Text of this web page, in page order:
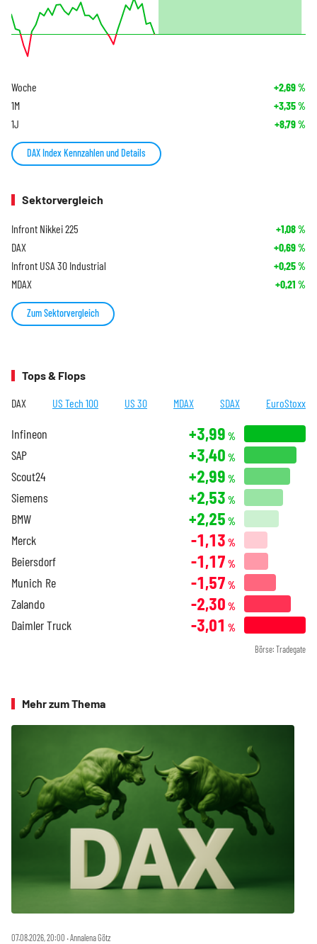
Woche +2,69%
1M +3,35%
1J +8,79%
DAX Index Kennzahlen und Details
Sektorvergleich
Infront Nikkei 225 +1,08%
DAX +0,69%
Infront USA 30 Industrial +0,25%
MDAX +0,21 %
Zum Sektorvergleich
Tops & Flops
DAX US Tech 100 US 30 MDAX SDAX EuroStoxx
Infineon +3,99 %
SAP +3,40 %
Scout24 +2,99 %
Siemens +2,53 %
BMW +2,25 %
Merck -1,13 %
Beiersdorf -1,17 %
Munich Re -1,57 %
Zalando -2,30 %
Daimler Truck -3,01 %
Börse: Tradegate
Mehr zum Thema
07.08.2026, 20:00 ‧ Annalena Götz